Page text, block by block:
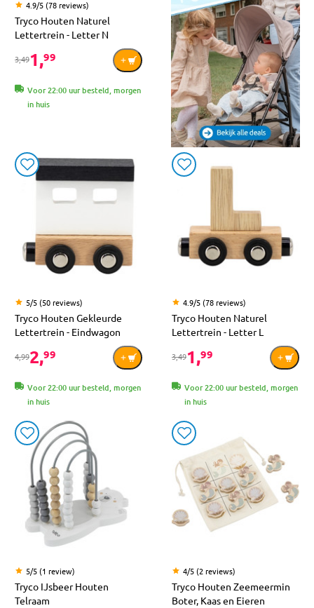
4.9/5 (78 reviews)
Tryco Houten Naturel
Lettertrein - Letter N
3,491,99
Voor 22:00 uur besteld, morgen
in huis
5/5 (50 reviews)
Tryco Houten Gekleurde
Lettertrein - Eindwagon
4,992,99
Voor 22:00 uur besteld, morgen
in huis
4.9/5 (78 reviews)
Tryco Houten Naturel
Lettertrein - Letter L
3,491,99
Voor 22:00 uur besteld, morgen
in huis
5/5 (1 review)
Tryco IJsbeer Houten
Telraam
4/5 (2 reviews)
Tryco Houten Zeemeermin
Boter, Kaas en Eieren